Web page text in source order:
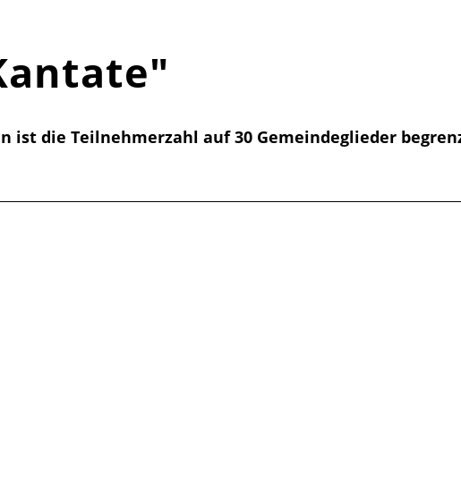
ist die Teilnehmerzahl auf 30 Gemeindeglieder